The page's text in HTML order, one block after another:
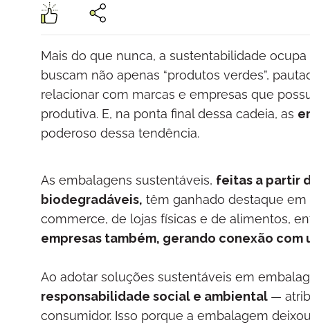
Mais do que nunca, a sustentabilidade
buscam não apenas “produtos verdes”,
relacionar com marcas e empresas que
produtiva. E, na ponta final dessa cadeia, as
poderoso dessa tendência.
As embalagens sustentáveis, feitas a partir
biodegradáveis, têm ganhado destaque
commerce, de lojas físicas e de alimentos,
empresas também, gerando conexão
Ao adotar soluções sustentáveis em
responsabilidade social e ambiental —
consumidor. Isso porque a embalagem